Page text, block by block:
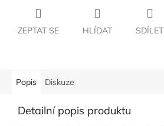
ZEPTAT SE HLÍDAT SDÍLET
Popis Diskuze
Detailní popis produktu